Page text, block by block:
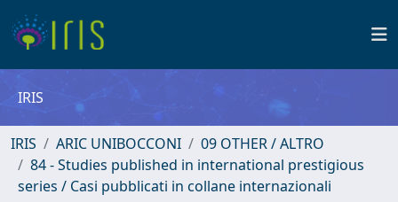
IRIS
IRIS ARIC UNIBOCCONI
09 OTHER / ALTRO
84 - Studies published in international prestigious
series / Casi pubblicati in collane internazionali